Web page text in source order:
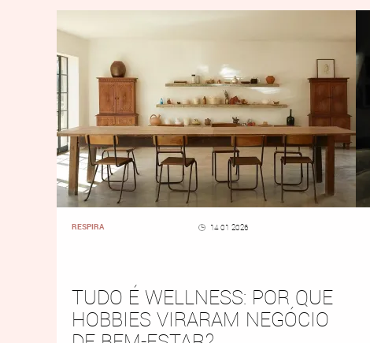
RESPIRA 14 01 2026
TUDO É WELLNESS: POR QUE
HOBBIES VIRARAM NEGÓCIO